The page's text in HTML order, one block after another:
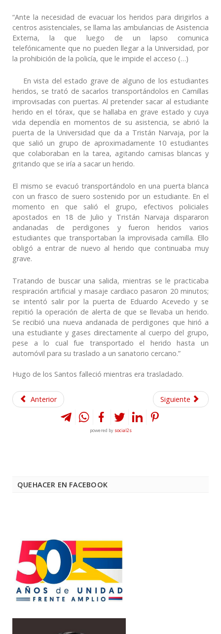
“Ante la necesidad de evacuar los heridos para dirigirlos a
centros asistenciales, se llama las ambulancias de Asistencia
Externa, la que luego de un lapso comunica
telefónicamente que no pueden llegar a la Universidad, por
la prohibición de la policía, que le impide el acceso (…)
En vista del estado grave de alguno de los estudiantes
heridos, se trató de sacarlos transportándolos en Camillas
improvisadas con puertas. Al pretender sacar al estudiante
herido en el tórax, que se hallaba en grave estado y cuya
vida dependía en momentos de su asistencia, se abrió la
puerta de la Universidad que da a Tristán Narvaja, por la
que salió un grupo de aproximadamente 10 estudiantes
que colaboraban en la tarea, agitando camisas blancas y
gritando que se iría a sacar un herido.
El mismo se evacuó transportándolo en una puerta blanca
con un frasco de suero sostenido por un estudiante. En el
momento en que salió el grupo, efectivos policiales
apostados en 18 de Julio y Tristán Narvaja dispararon
andanadas de perdigones y fueron heridos varios
estudiantes que transportaban la improvisada camilla. Ello
obligó a entrar de nuevo al herido que continuaba muy
grave.
Tratando de buscar una salida, mientras se le practicaba
respiración artificial y masaje cardiaco pasaron 20 minutos;
se intentó salir por la puerta de Eduardo Acevedo y se
repitió la operación de alerta de que se llevaba un herido.
Se recibió una nueva andanada de perdigones que hirió a
una estudiante y gases directamente al cuerpo del grupo,
pese a lo cual fue transportado el herido hasta un
automóvil para su traslado a un sanatorio cercano.”
Hugo de los Santos falleció mientras era trasladado.
Anterior Siguiente
powered by social2s
QUEHACER EN FACEBOOK